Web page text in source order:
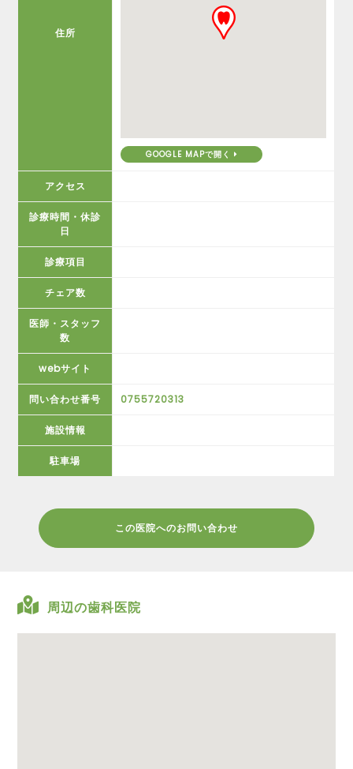
住所
GOOGLE MAPで開く
アクセス
診療時間・休診
日
診療項目
チェア数
医師・スタッフ
数
webサイト
問い合わせ番号 0755720313
施設情報
駐車場
この医院へのお問い合わせ
周辺の歯科医院